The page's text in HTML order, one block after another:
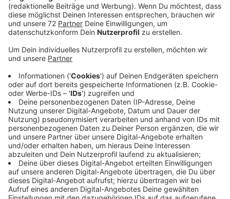
Veröffentlicht:Mittwoch, 26.07.2023 10:12
Anzeige
Ab April hatten die Pläne öffentlich ausgelegen. Es
sind kaum Stellungnahmen eingegangen. Von
Anwohnern gar nicht. Nur ein paar Behörden und
öffentliche Träger hatten ein paar
Verbesserungsvorschläge - zum Beispiel was den
Brandschutz betrifft. Hier bessern die
Wirtschaftsbetriebe jetzt nach. Aber: alles keine
Sachen, die das Projekt ausschließen. Die
Bezirksregierung muss jetzt noch abfragen, ob
Behörden oder öffentliche Träger noch einen
Erörterungstermin wünschen - um eventuell noch